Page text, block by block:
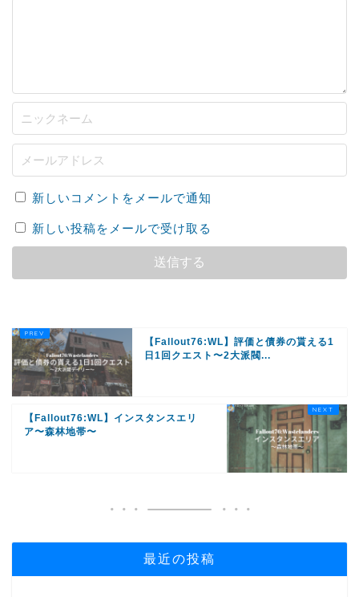
新しいコメントをメールで通知
新しい投稿をメールで受け取る
【Fallout76:WL】評価と債券の貰える1
日1回クエスト〜2大派閥...
【Fallout76:WL】インスタンスエリ
ア〜森林地帯〜
最近の投稿